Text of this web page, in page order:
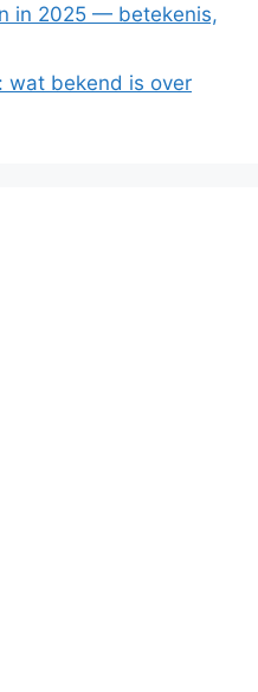
in 2025 — betekenis,
wat bekend is over